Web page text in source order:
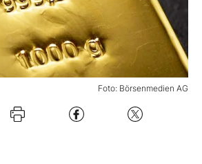
Foto: Börsenmedien AG